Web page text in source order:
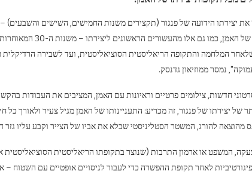
יצירתו הידועה של פנגור (תקצירים משנות החמישים, השישים והשבעים)
יצירותיו המוקדמות ביותר
נמסר ממוזיאון גדנסק.
חדשות, צילומים פרטיים וראיונות עם האמן, המציבים את העבודות בהקשר
של יצירתו של פנגור, זה מכריע: התעניינותו של האמן מגיל צעיר ולאורך כל
מהוצאה להורג, המשטר הסטליניסטי שכלא את אביו של הצייר וקבע עליו גזר דין
כמו ירי (1948), הצעקה, המשפט או ארמון התרבות (שנוצר בתקופתו הריאליסטית
לאחר תקופת ההפשרה כדי לעבור לניסויים אופטיים עם השטוח